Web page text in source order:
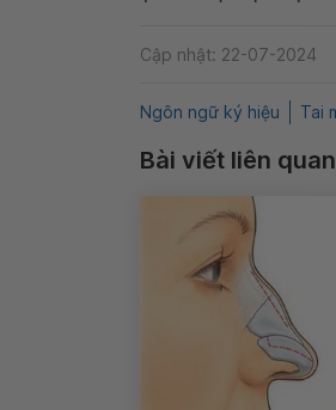
Cập nhật: 22-07-2024
Ngôn ngữ ký hiệu Tai
Bài viết liên quan